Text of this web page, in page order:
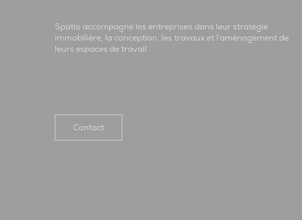
Spatio accompagne les entreprises dans leur stratégie
immobilière, la conception, les travaux et l'aménagement de
leurs espaces de travail.
Contact